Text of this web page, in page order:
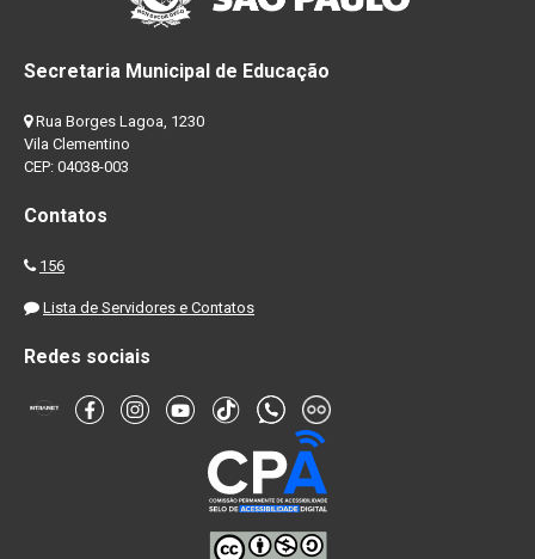
Secretaria Municipal de Educação
Rua Borges Lagoa, 1230
Vila Clementino
CEP: 04038-003
Contatos
156
Lista de Servidores e Contatos
Redes sociais